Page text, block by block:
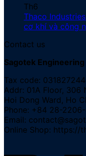
Th6
Thaco
cơ khí và công
Contact us
Sagotek
Tax code:
Addr: 01A Floor,
Hoi Dong Ward, Ho
Phone: +84 28-
Email:
Online Shop: https://